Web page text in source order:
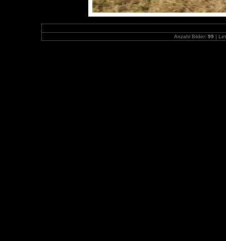
Anzahl Bilder: 99 |